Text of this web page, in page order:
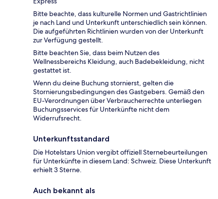
Bitte beachte, dass kulturelle Normen und Gastrichtlinien
je nach Land und Unterkunft unterschiedlich sein können.
Die aufgeführten Richtlinien wurden von der Unterkunft
zur Verfügung gestellt.
Bitte beachten Sie, dass beim Nutzen des
Wellnessbereichs Kleidung, auch Badebekleidung, nicht
gestattet ist.
Wenn du deine Buchung stornierst, gelten die
Stornierungsbedingungen des Gastgebers. Gemäß den
EU-Verordnungen über Verbraucherrechte unterliegen
Buchungsservices für Unterkünfte nicht dem
Widerrufsrecht.
Unterkunftsstandard
Die Hotelstars Union vergibt offiziell Sternebeurteilungen
für Unterkünfte in diesem Land: Schweiz. Diese Unterkunft
erhielt 3 Sterne.
Auch bekannt als